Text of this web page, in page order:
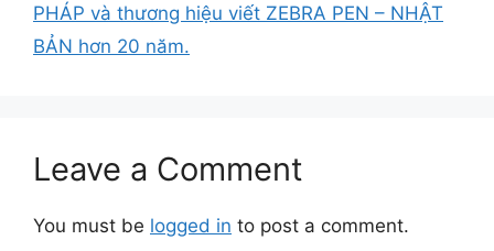
PHÁP và thương hiệu viết ZEBRA PEN – NHẬT
BẢN hơn 20 năm.
Leave a Comment
You must be logged in to post a comment.